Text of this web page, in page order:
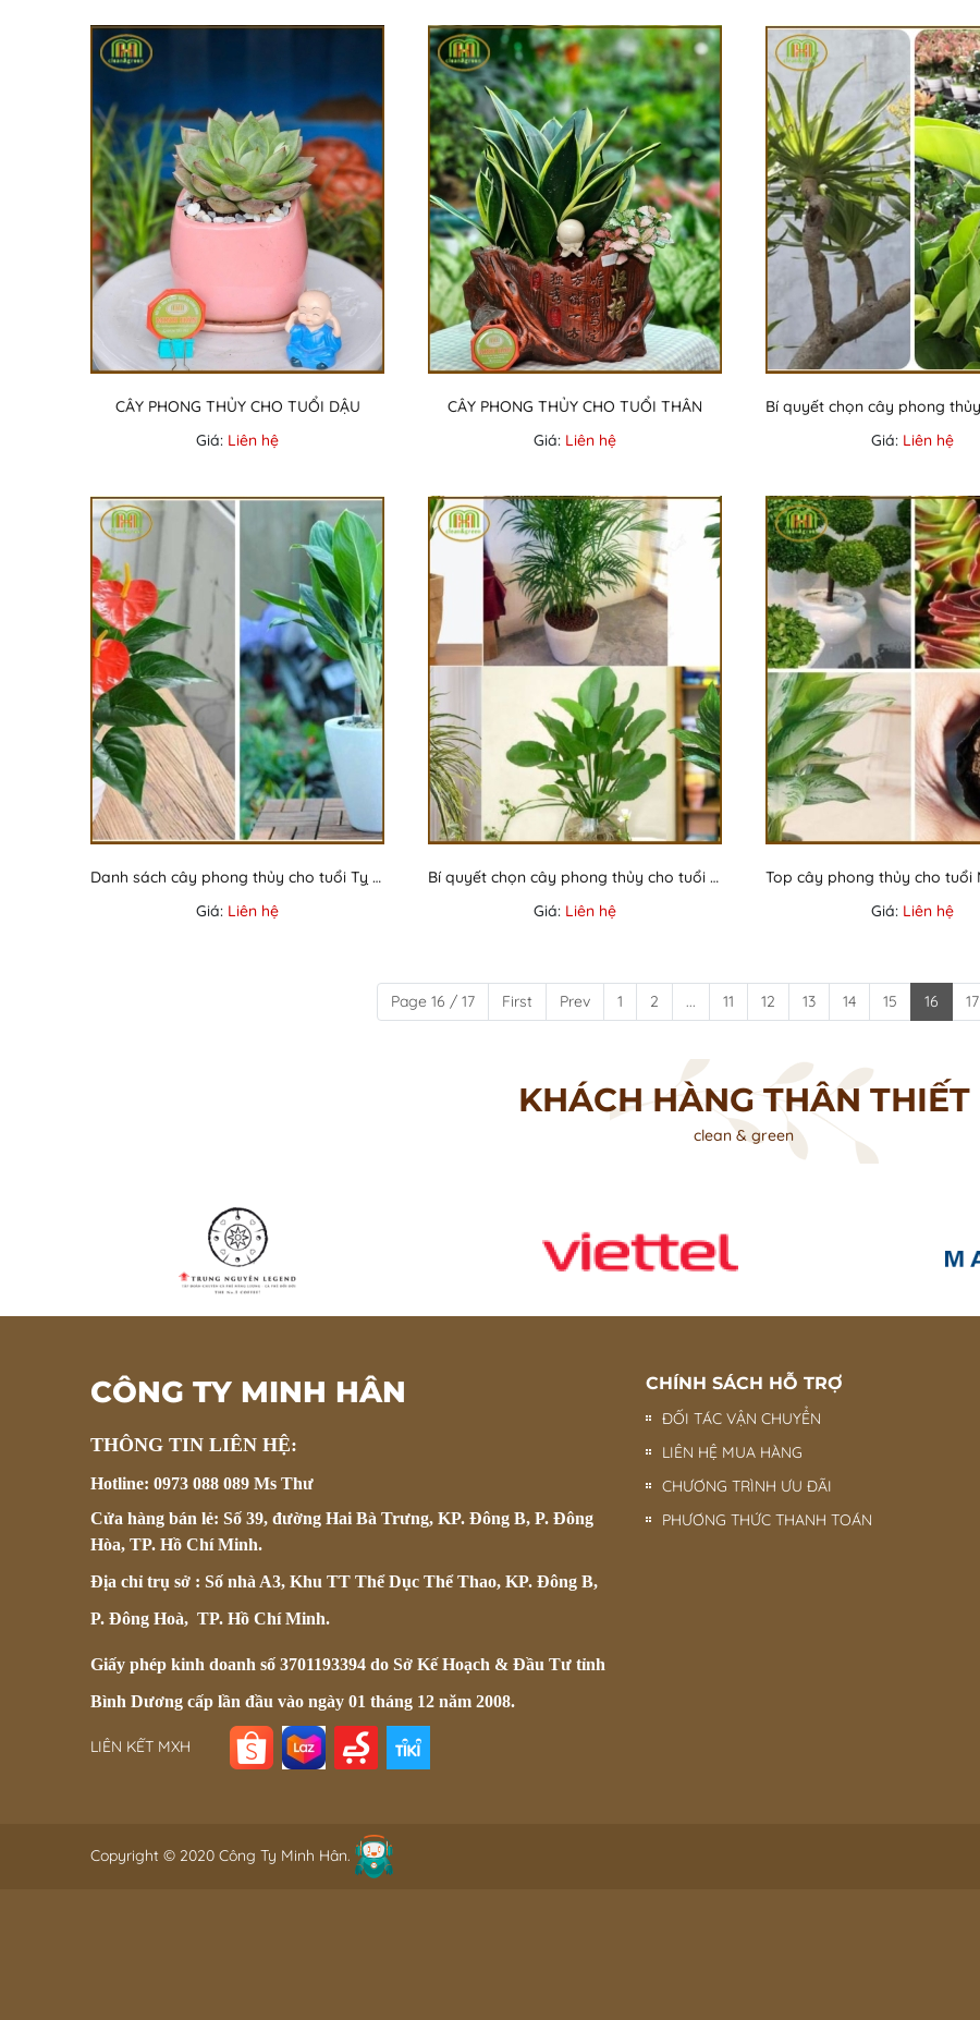
CÂY PHONG THỦY CHO TUỔI DẬU
Giá: Liên hệ
CÂY PHONG THỦY CHO TUỔI THÂN
Giá: Liên hệ
Giá: Liên hệ
Danh sách cây phong thủy cho tuổi Tỵ theo mệnh
Giá: Liên hệ
Bí quyết chọn cây phong thủy cho tuổi Thìn: Bạn đã biết chưa?
Giá: Liên hệ
Giá: Liên hệ
Page 16 / 17 First Prev 1 2 ... 11 12 13 14 15 16 17
KHÁCH HÀNG THÂN THIẾT
clean & green
CÔNG TY MINH HÂN
THÔNG TIN LIÊN HỆ:
Hotline: 0973 088 089 Ms Thư
Cửa hàng bán lẻ: Số 39, đường Hai Bà Trưng, KP. Đông B, P. Đông
Hòa, TP. Hồ Chí Minh.
Địa chỉ trụ sở : Số nhà A3, Khu TT Thể Dục Thể Thao, KP. Đông B,
P. Đông Hoà, TP. Hồ Chí Minh.
Giấy phép kinh doanh số 3701193394 do Sở Kế Hoạch & Đầu Tư tỉnh
Bình Dương cấp lần đầu vào ngày 01 tháng 12 năm 2008.
LIÊN KẾT MXH
CHÍNH SÁCH HỖ TRỢ
ĐỐI TÁC VẬN CHUYỂN
LIÊN HỆ MUA HÀNG
CHƯƠNG TRÌNH ƯU ĐÃI
PHƯƠNG THỨC THANH TOÁN
Copyright © 2020 Công Ty Minh Hân.